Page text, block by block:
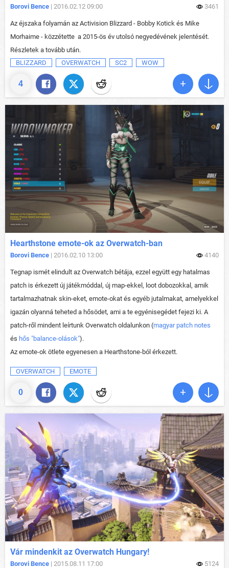
4
Borovi Bence | 2016.02.12 09:00 3461
Az éjszaka folyamán az Activision Blizzard - Bobby Kotick és Mike
Morhaime - közzétette a 2015-ös év utolsó negyedévének jelentését.
Részletek a tovább után.
BLIZZARD
OVERWATCH SC2 WOW
0
Hearthstone emote-ok az Overwatch-ban
Borovi Bence | 2016.02.10 13:00 4140
Tegnap ismét elindult az Overwatch bétája, ezzel együtt egy hatalmas
patch is érkezett új játékmóddal, új map-ekkel, loot dobozokkal, amik
tartalmazhatnak skin-eket, emote-okat és egyéb jutalmakat, amelyekkel
igazán olyanná teheted a hősödet, ami a te egyénisegédet fejezi ki. A
patch-ről mindent leírtunk Overwatch oldalunkon (magyar patch notes
és hős "balance-olások").
Az emote-ok ötlete egyenesen a Hearthstone-ból érkezett.
OVERWATCH EMOTE
Vár mindenkit az Overwatch Hungary!
Borovi Bence | 2015.08.11 17:00 5124